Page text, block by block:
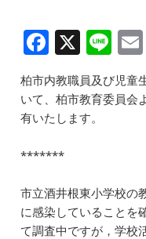
F
a
c
e
b
o
o
k
X Li
n
e
柏市内教職員及び児童
いて、柏市教育委員会
有いたします。
*******
市立酒井根東小学校の
に感染していることを
て調査中ですが，学校